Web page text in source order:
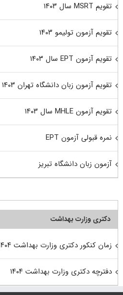
تقویم MSRT سال ۱۴۰۳
تقویم آزمون تولیمو ۱۴۰۳
تقویم آزمون EPT سال ۱۴۰۳
تقویم آزمون زبان دانشگاه تهران ۱۴۰۳
تقویم آزمون MHLE سال ۱۴۰۳
نمره قبولی آزمون EPT
آزمون زبان دانشگاه تبریز
دکتری وزارت بهداشت
زمان کنکور دکتری وزارت بهداشت ۱۴۰۴
دفترچه دکتری وزارت بهداشت ۱۴۰۴